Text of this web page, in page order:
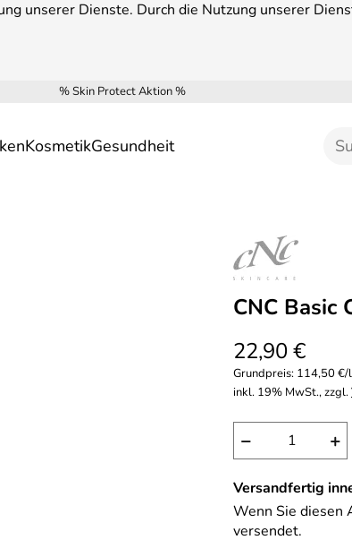
unserer Dienste. Durch die Nutzung unserer
% Skin Protect Aktion %
KosmetikGesundheit
CNC Basic
22,90 €
Grundpreis: 114,50 €/l
inkl. 19% MwSt., zzgl.
− +
Versandfertig
Wenn Sie diesen
versendet.